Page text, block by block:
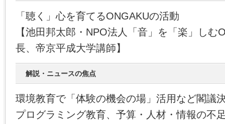
「聴く」心を育てるONGAKUの活動
【池田邦太郎・NPO法人「音」を「楽」しむ
長、帝京平成大学講師】
解説・ニュースの焦点
環境教育で「体験の機会の場」活用など閣議
プログラミング教育、予算・人材・情報の不